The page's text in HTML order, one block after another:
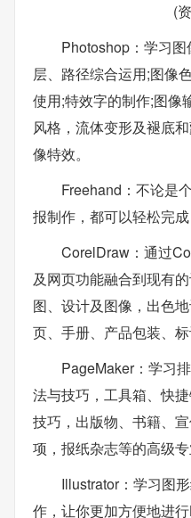
(
Photoshop：学习
层、路径综合运用;图像
使用;特效字的制作;图像
风格，流体变形及褪底
像特效。
Freehand：不论是
报制作，都可以轻松完
CorelDraw：通过
及网页功能融合到现有
图、设计及图像，出色
页、手册、产品包装、标
PageMaker：学习
法与技巧，工具箱、快
技巧，出版物、书籍、
项，报纸杂志等的高级专
Illustrator：学习图
作，让你更加方便地进